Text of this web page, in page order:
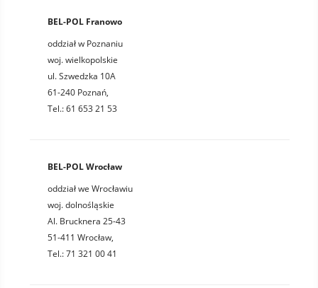
BEL-POL Franowo
oddział w Poznaniu
woj. wielkopolskie
ul. Szwedzka 10A
61-240 Poznań,
Tel.: 61 653 21 53
BEL-POL Wrocław
oddział we Wrocławiu
woj. dolnośląskie
Al. Brucknera 25-43
51-411 Wrocław,
Tel.: 71 321 00 41